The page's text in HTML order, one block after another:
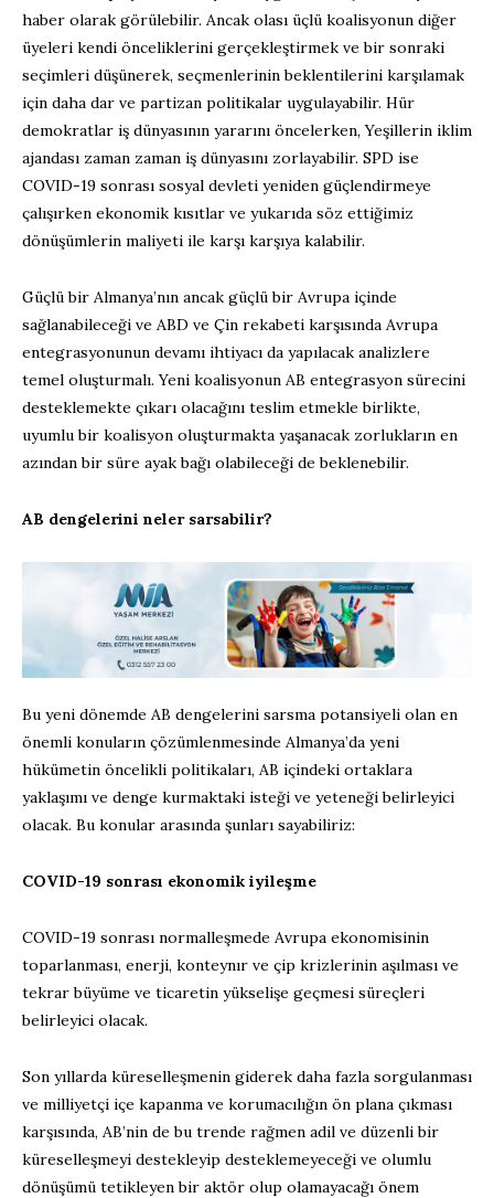
haber olarak görülebilir. Ancak olası üçlü koalisyonun diğer
üyeleri kendi önceliklerini gerçekleştirmek ve bir sonraki
seçimleri düşünerek, seçmenlerinin beklentilerini karşılamak
için daha dar ve partizan politikalar uygulayabilir. Hür
demokratlar iş dünyasının yararını öncelerken, Yeşillerin iklim
ajandası zaman zaman iş dünyasını zorlayabilir. SPD ise
COVID-19 sonrası sosyal devleti yeniden güçlendirmeye
çalışırken ekonomik kısıtlar ve yukarıda söz ettiğimiz
dönüşümlerin maliyeti ile karşı karşıya kalabilir.
Güçlü bir Almanya’nın ancak güçlü bir Avrupa içinde
sağlanabileceği ve ABD ve Çin rekabeti karşısında Avrupa
entegrasyonunun devamı ihtiyacı da yapılacak analizlere
temel oluşturmalı. Yeni koalisyonun AB entegrasyon sürecini
desteklemekte çıkarı olacağını teslim etmekle birlikte,
uyumlu bir koalisyon oluşturmakta yaşanacak zorlukların en
azından bir süre ayak bağı olabileceği de beklenebilir.
AB dengelerini neler sarsabilir?
Bu yeni dönemde AB dengelerini sarsma potansiyeli olan en
önemli konuların çözümlenmesinde Almanya’da yeni
hükümetin öncelikli politikaları, AB içindeki ortaklara
yaklaşımı ve denge kurmaktaki isteği ve yeteneği belirleyici
olacak. Bu konular arasında şunları sayabiliriz:
COVID-19 sonrası ekonomik iyileşme
COVID-19 sonrası normalleşmede Avrupa ekonomisinin
toparlanması, enerji, konteynır ve çip krizlerinin aşılması ve
tekrar büyüme ve ticaretin yükselişe geçmesi süreçleri
belirleyici olacak.
Son yıllarda küreselleşmenin giderek daha fazla sorgulanması
ve milliyetçi içe kapanma ve korumacılığın ön plana çıkması
karşısında, AB’nin de bu trende rağmen adil ve düzenli bir
küreselleşmeyi destekleyip desteklemeyeceği ve olumlu
dönüşümü tetikleyen bir aktör olup olamayacağı önem